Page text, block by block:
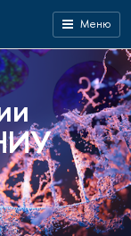
Меню